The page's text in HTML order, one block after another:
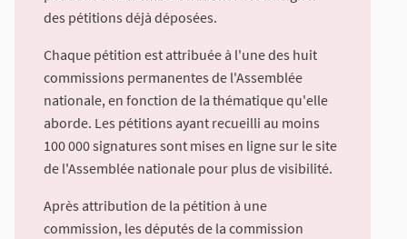
des pétitions déjà déposées.
Chaque pétition est attribuée à l'une des huit
commissions permanentes de l'Assemblée
nationale, en fonction de la thématique qu'elle
aborde. Les pétitions ayant recueilli au moins
100 000 signatures sont mises en ligne sur le site
de l'Assemblée nationale pour plus de visibilité.
Après attribution de la pétition à une
commission, les députés de la commission